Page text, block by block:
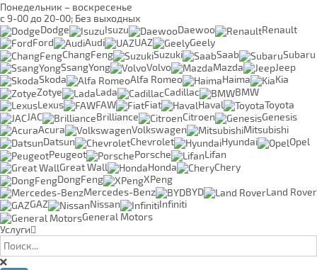
Понедельник – воскресенье
с 9-00 до 20-00; Без выходных
Dodge
Isuzu Daewoo
Renault
Ford
Audi UAZ
Geely
ChangFeng
Suzuki Saab
Subaru
SsangYong
Volvo Mazda
Jeep
Skoda
Alfa Romeo Haima
Kia
Zotye
Lada Cadillac
BMW
Lexus
FAW Fiat Haval
Toyota
JAC
Brilliance Citroen
Genesis
Acura
Volkswagen
Mitsubishi
Datsun
Chevrolet Hyundai
Opel
Peugeot
Porsche
Lifan
Great Wall
Honda
Chery
DongFeng
XPeng
Mercedes-Benz
BYD
Land Rover
GAZ
Nissan
Infiniti
General Motors
Услуги